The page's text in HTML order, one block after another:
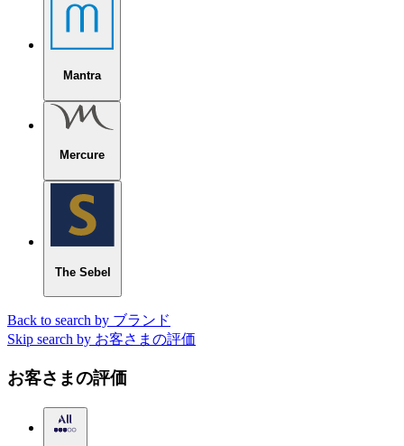
Mantra
Mercure
The Sebel
Back to search by ブランド
Skip search by お客さまの評価
お客さまの評価